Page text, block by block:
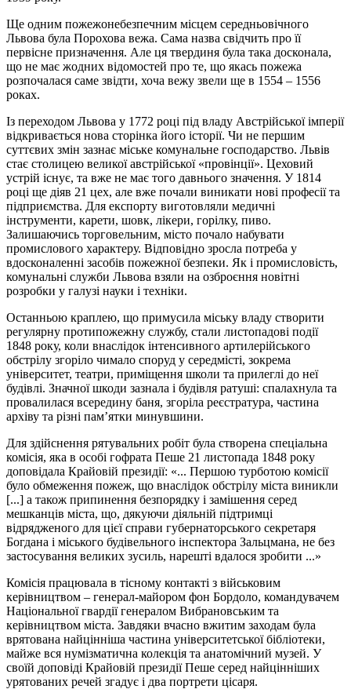
Ще одним пожежонебезпечним місцем середньовічного
Львова була Порохова вежа. Сама назва свідчить про її
первісне призначення. Але ця твердиня була така досконала,
що не має жодних відомостей про те, що якась пожежа
розпочалася саме звідти, хоча вежу звели ще в 1554 – 1556
роках.
Із переходом Львова у 1772 році під владу Австрійської імперії
відкривається нова сторінка його історії. Чи не першим
суттєвих змін зазнає міське комунальне господарство. Львів
стає столицею великої австрійської «провінції». Цеховий
устрій існує, та вже не має того давнього значення. У 1814
році ще діяв 21 цех, але вже почали виникати нові професії та
підприємства. Для експорту виготовляли медичні
інструменти, карети, шовк, лікери, горілку, пиво.
Залишаючись торговельним, місто почало набувати
промислового характеру. Відповідно зросла потреба у
вдосконаленні засобів пожежної безпеки. Як і промисловість,
комунальні служби Львова взяли на озброєння новітні
розробки у галузі науки і техніки.
Останньою краплею, що примусила міську владу створити
регулярну протипожежну службу, стали листопадові події
1848 року, коли внаслідок інтенсивного артилерійського
обстрілу згоріло чимало споруд у середмісті, зокрема
університет, театри, приміщення школи та прилеглі до неї
будівлі. Значної шкоди зазнала і будівля ратуші: спалахнула та
провалилася всередину баня, згоріла реєстратура, частина
архіву та різні пам’ятки минувшини.
Для здійснення рятувальних робіт була створена спеціальна
комісія, яка в особі гофрата Пеше 21 листопада 1848 року
доповідала Крайовій президії: «... Першою турботою комісії
було обмеження пожеж, що внаслідок обстрілу міста виникли
[...] а також припинення безпорядку і замішення серед
мешканців міста, що, дякуючи діяльній підтримці
відрядженого для цієї справи губернаторського секретаря
Богдана і міського будівельного інспектора Зальцмана, не без
застосування великих зусиль, нарешті вдалося зробити ...»
Комісія працювала в тісному контакті з військовим
керівництвом – генерал-майором фон Бордоло, командувачем
Національної гвардії генералом Вибрановським та
керівництвом міста. Завдяки вчасно вжитим заходам була
врятована найцінніша частина університетської бібліотеки,
майже вся нумізматична колекція та анатомічний музей. У
своїй доповіді Крайовій президії Пеше серед найцінніших
урятованих речей згадує і два портрети цісаря.